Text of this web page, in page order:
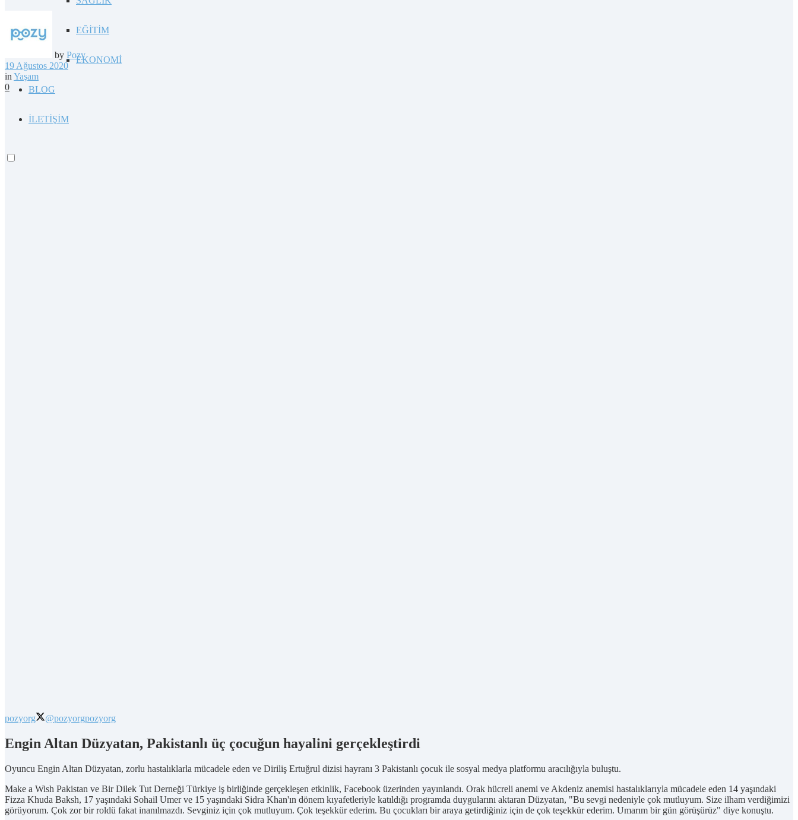
EĞİTİM
EKONOMİ
BLOG
İLETİŞİM
by Pozy
19 Ağustos 2020
in Yaşam
0
pozyorg @pozyorgpozyorg
Engin Altan Düzyatan, Pakistanlı üç çocuğun hayalini gerçekleştirdi
Oyuncu Engin Altan Düzyatan, zorlu hastalıklarla mücadele eden ve Diriliş Ertuğrul dizisi hayranı 3 Pakistanlı çocuk ile sosyal medya platformu aracılığıyla buluştu.
Make a Wish Pakistan ve Bir Dilek Tut Derneği Türkiye iş birliğinde gerçekleşen etkinlik, Facebook üzerinden yayınlandı. Orak hücreli anemi ve Akdeniz anemisi hastalıklarıyla mücadele eden 14 yaşındaki
Fizza Khuda Baksh, 17 yaşındaki Sohail Umer ve 15 yaşındaki Sidra Khan'ın dönem kıyafetleriyle katıldığı programda duygularını aktaran Düzyatan, "Bu sevgi nedeniyle çok mutluyum. Size ilham verdiğimizi
görüyorum. Çok zor bir roldü fakat inanılmazdı. Sevginiz için çok mutluyum. Çok teşekkür ederim. Bu çocukları bir araya getirdiğiniz için de çok teşekkür ederim. Umarım bir gün görüşürüz" diye konuştu.